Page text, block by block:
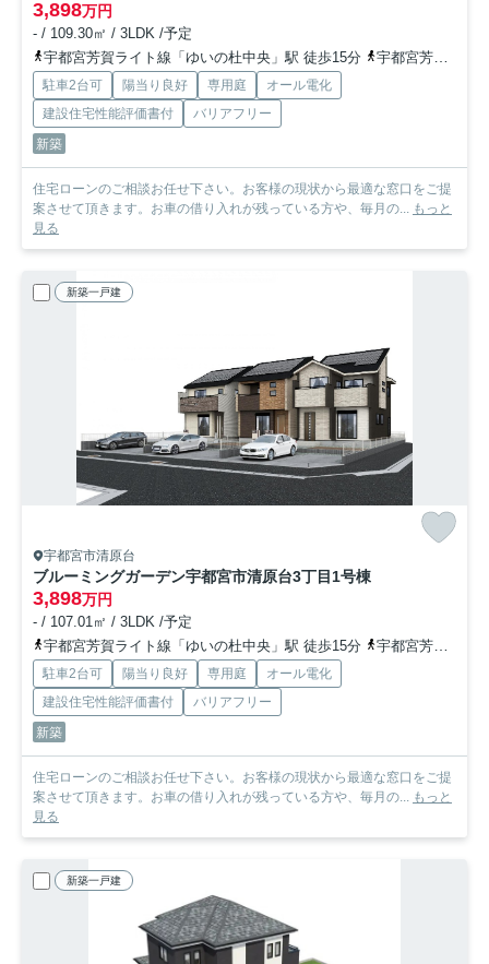
3,898万円
- / 109.30㎡ / 3LDK /予定
宇都宮芳賀ライト線「ゆいの杜中央」駅 徒歩15分
宇都宮芳賀ライト線「グリーンスタジアム前」駅 徒歩16分
駐車2台可 陽当り良好 専用庭
オール電化
建設住宅性能評価書付
バリアフリー
新築
住宅ローンのご相談お任せ下さい。お客様の現状から最適な窓口をご提
案させて頂きます。お車の借り入れが残っている方や、毎月の...
もっと
見る
新築一戸建
宇都宮市清原台
ブルーミングガーデン宇都宮市清原台3丁目 1号棟
3,898万円
- / 107.01㎡ / 3LDK /予定
宇都宮芳賀ライト線「ゆいの杜中央」駅 徒歩15分
宇都宮芳賀ライト線「グリーンスタジアム前」駅 徒歩16分
駐車2台可 陽当り良好 専用庭
オール電化
建設住宅性能評価書付
バリアフリー
新築
住宅ローンのご相談お任せ下さい。お客様の現状から最適な窓口をご提
案させて頂きます。お車の借り入れが残っている方や、毎月の... もっと
見る
新築一戸建